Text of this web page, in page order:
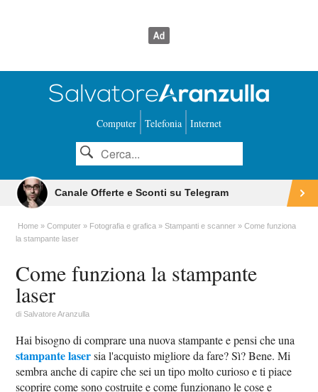
Computer Telefonia Internet
Canale Offerte e Sconti su Telegram
Home Computer Fotografia e grafica Stampanti e scanner
Come funziona
la stampante laser
Come funziona la stampante
laser
diSalvatore Aranzulla
Hai bisogno di comprare una nuova stampante e pensi che una
stampante lasersia l'acquisto migliore da fare? Sì? Bene. Mi
sembra anche di capire che sei un tipo molto curioso e ti piace
scoprire come sono costruite e come funzionano le cose e